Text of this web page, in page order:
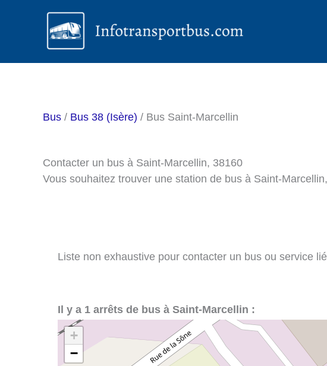
Bus / Bus 38 (Isère) / Bus Saint-Marcellin
Contacter un bus à Saint-Marcellin, 38160
Vous souhaitez trouver une station de bus à Saint-
Liste non exhaustive pour contacter un bus ou service
Il y a 1 arrêts de bus à Saint-Marcellin :
+
−